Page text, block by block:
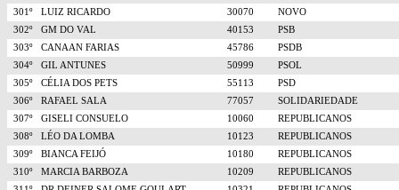
301º
LUIZ RICARDO 30070
NOVO
302º
GM DO VAL 40153
PSB
303º
CANAAN FARIAS 45786
PSDB
304º
GIL ANTUNES 50999
PSOL
305º
CÉLIA DOS PETS 55113
PSD
306º
RAFAEL SALA 77057
SOLIDARIEDADE
307º
GISELI CONSUELO 10060
REPUBLICANOS
308º
LÉO DA LOMBA 10123
REPUBLICANOS
309º
BIANCA FEIJÓ 10180
REPUBLICANOS
310º
MARCIA BARBOZA 10209
REPUBLICANOS